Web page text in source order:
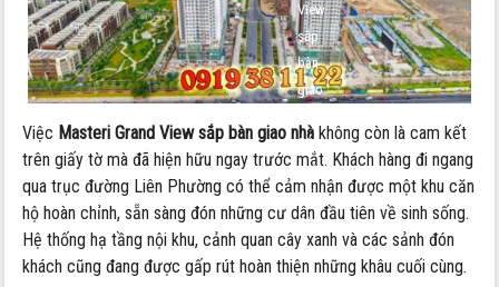
View
sắp
bàn
giao
Cập
nhật
tiến
độ
và
chính
Việc Masteri Grand View sắp bàn giao nhà không còn là cam kết
trên giấy tờ mà đã hiện hữu ngay trước mắt. Khách hàng đi ngang
qua trục đường Liên Phường có thể cảm nhận được một khu căn
hộ hoàn chỉnh, sẵn sàng đón những cư dân đầu tiên về sinh sống.
Hệ thống hạ tầng nội khu, cảnh quan cây xanh và các sảnh đón
khách cũng đang được gấp rút hoàn thiện những khâu cuối cùng.